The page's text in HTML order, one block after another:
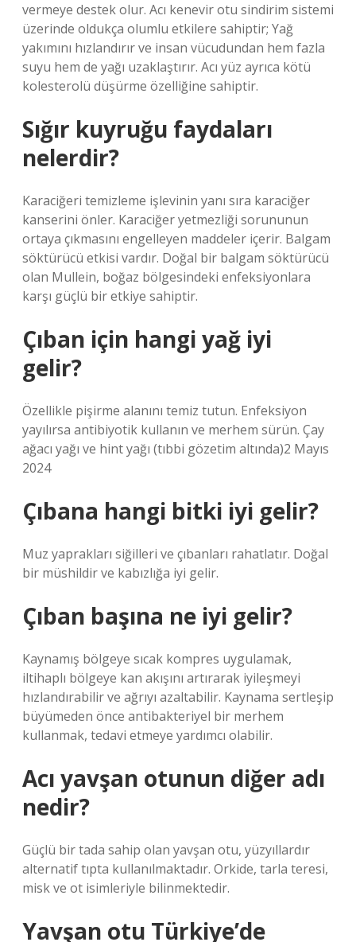
vermeye destek olur. Acı kenevir otu sindirim sistemi
üzerinde oldukça olumlu etkilere sahiptir; Yağ
yakımını hızlandırır ve insan vücudundan hem fazla
suyu hem de yağı uzaklaştırır. Acı yüz ayrıca kötü
kolesterolü düşürme özelliğine sahiptir.
Sığır kuyruğu faydaları
nelerdir?
Karaciğeri temizleme işlevinin yanı sıra karaciğer
kanserini önler. Karaciğer yetmezliği sorununun
ortaya çıkmasını engelleyen maddeler içerir. Balgam
söktürücü etkisi vardır. Doğal bir balgam söktürücü
olan Mullein, boğaz bölgesindeki enfeksiyonlara
karşı güçlü bir etkiye sahiptir.
Çıban için hangi yağ iyi
gelir?
Özellikle pişirme alanını temiz tutun. Enfeksiyon
yayılırsa antibiyotik kullanın ve merhem sürün. Çay
ağacı yağı ve hint yağı (tıbbi gözetim altında)2 Mayıs
2024
Çıbana hangi bitki iyi gelir?
Muz yaprakları siğilleri ve çıbanları rahatlatır. Doğal
bir müshildir ve kabızlığa iyi gelir.
Çıban başına ne iyi gelir?
Kaynamış bölgeye sıcak kompres uygulamak,
iltihaplı bölgeye kan akışını artırarak iyileşmeyi
hızlandırabilir ve ağrıyı azaltabilir. Kaynama sertleşip
büyümeden önce antibakteriyel bir merhem
kullanmak, tedavi etmeye yardımcı olabilir.
Acı yavşan otunun diğer adı
nedir?
Güçlü bir tada sahip olan yavşan otu, yüzyıllardır
alternatif tıpta kullanılmaktadır. Orkide, tarla teresi,
misk ve ot isimleriyle bilinmektedir.
Yavşan otu Türkiye’de